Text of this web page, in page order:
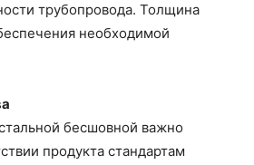
трубопровода. Толщина
необходимой
бесшовной важно
продукта стандартам